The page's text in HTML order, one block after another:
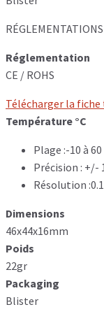
RÉGLEMENTATIONS
Réglementation
CE / ROHS
Télécharger la fiche
Température °C
Plage :-10 à 60
Précision : +/-
Résolution
Dimensions
46x44x16mm
Poids
22gr
Packaging
Blister